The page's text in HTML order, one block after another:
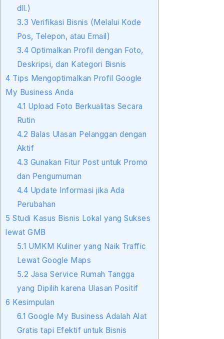
dll.)
3.3 Verifikasi Bisnis (Melalui Kode
Pos, Telepon, atau Email)
3.4 Optimalkan Profil dengan Foto,
Deskripsi, dan Kategori Bisnis
4 Tips Mengoptimalkan Profil Google
My Business Anda
4.1 Upload Foto Berkualitas Secara
Rutin
4.2 Balas Ulasan Pelanggan dengan
Aktif
4.3 Gunakan Fitur Post untuk Promo
dan Pengumuman
4.4 Update Informasi jika Ada
Perubahan
5 Studi Kasus Bisnis Lokal yang Sukses
lewat GMB
5.1 UMKM Kuliner yang Naik Traffic
Lewat Google Maps
5.2 Jasa Service Rumah Tangga
yang Dipilih karena Ulasan Positif
6 Kesimpulan
6.1 Google My Business Adalah Alat
Gratis tapi Efektif untuk Bisnis